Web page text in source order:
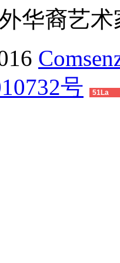
华裔艺
号
51La